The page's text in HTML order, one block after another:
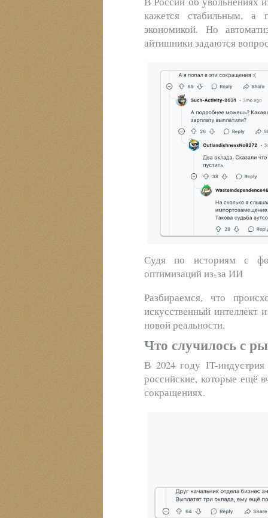
кажется стабильным, а
экономикой. Но
айтишники задаются
Судя по историям с
оптимизаций из-за ИИ
Разбираемся, что
искусственный интеллект
новой реальности.
Что случилось с
В 2024 году IT-
российские, которые ещё
сокращениях.